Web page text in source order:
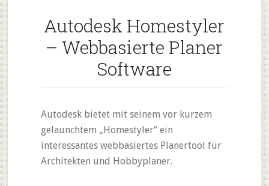
erstellen
Autodesk Homestyler
– Webbasierte Planer
Software
Autodesk bietet mit seinem vor kurzem
gelaunchtem „Homestyler“ ein
interessantes webbasiertes Planertool für
Architekten und Hobbyplaner.